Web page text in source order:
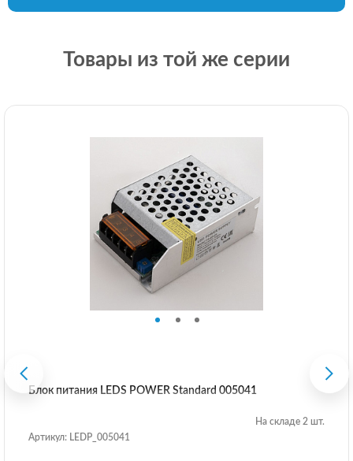
Товары из той же серии
Блок питания LEDS POWER Standard 005041
На складе 2 шт.
Артикул: LEDP_005041